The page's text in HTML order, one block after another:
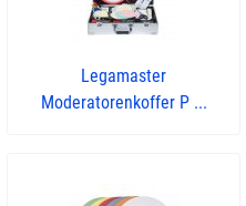
Legamaster
Moderatorenkoffer P ...